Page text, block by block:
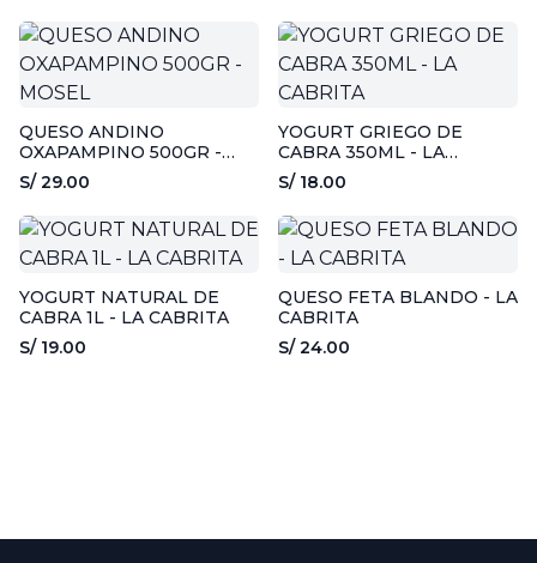
QUESO ANDINO
OXAPAMPINO 500GR -
MOSEL
S/ 29.00
YOGURT GRIEGO DE
CABRA 350ML - LA
CABRITA
S/ 18.00
YOGURT NATURAL DE
CABRA 1L - LA CABRITA
S/ 19.00
QUESO FETA BLANDO - LA
CABRITA
S/ 24.00